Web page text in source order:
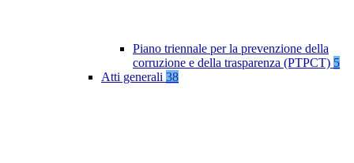
Piano triennale per la prevenzione della
corruzione e della trasparenza (PTPCT) 5
Atti generali 38